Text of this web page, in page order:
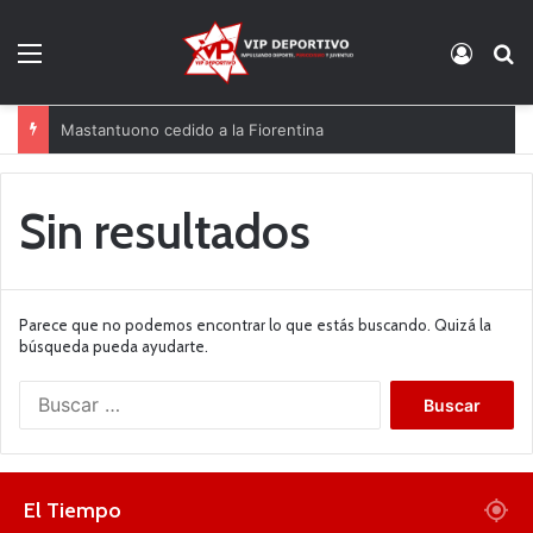
Mastantuono cedido a la Fiorentina
Sin resultados
Parece que no podemos encontrar lo que estás buscando. Quizá la
búsqueda pueda ayudarte.
El Tiempo